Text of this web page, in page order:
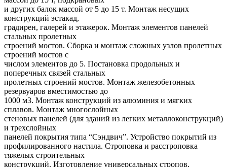
и других балок массой от 5 до 15 т. Монтаж несущих
конструкций эстакад,
градирен, галерей и этажерок. Монтаж элементов панелей
стальных пролетных
строений мостов. Сборка и монтаж сложных узлов пролетных
строений мостов с
числом элементов до 5. Постановка продольных и
поперечных связей стальных
пролетных строений мостов. Монтаж железобетонных
резервуаров вместимостью до
1000 м3. Монтаж конструкций из алюминия и мягких
сплавов. Монтаж многослойных
стеновых панелей (для зданий из легких металлоконструкций)
и трехслойных
панелей покрытия типа “Сэндвич”. Устройство покрытий из
профилированного настила. Строповка и расстроповка
тяжелых строительных
конструкций. Изготовление универсальных стропов.